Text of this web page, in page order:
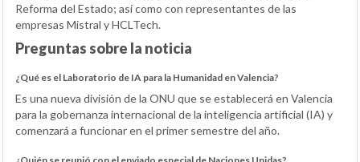
Reforma del Estado; así como con representantes de las
empresas Mistral y HCLTech.
Preguntas sobre la noticia
¿Qué es el Laboratorio de IA para la Humanidad en Valencia?
Es una nueva división de la ONU que se establecerá en Valencia
para la gobernanza internacional de la inteligencia artificial (IA) y
comenzará a funcionar en el primer semestre del año.